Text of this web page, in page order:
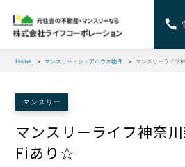
Home マンスリー・シェアハウス物件 マンスリーライフ
マンスリー
マンスリーライフ神奈
Fiあり☆